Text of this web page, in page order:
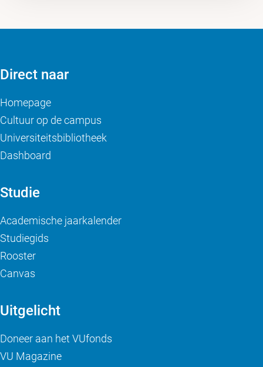
Direct naar
Homepage
Cultuur op de campus
Universiteitsbibliotheek
Dashboard
Studie
Academische jaarkalender
Studiegids
Rooster
Canvas
Uitgelicht
Doneer aan het VUfonds
VU Magazine